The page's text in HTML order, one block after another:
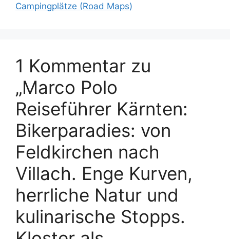
Campingplätze (Road Maps)
1 Kommentar zu
„Marco Polo
Reiseführer Kärnten:
Bikerparadies: von
Feldkirchen nach
Villach. Enge Kurven,
herrliche Natur und
kulinarische Stopps.